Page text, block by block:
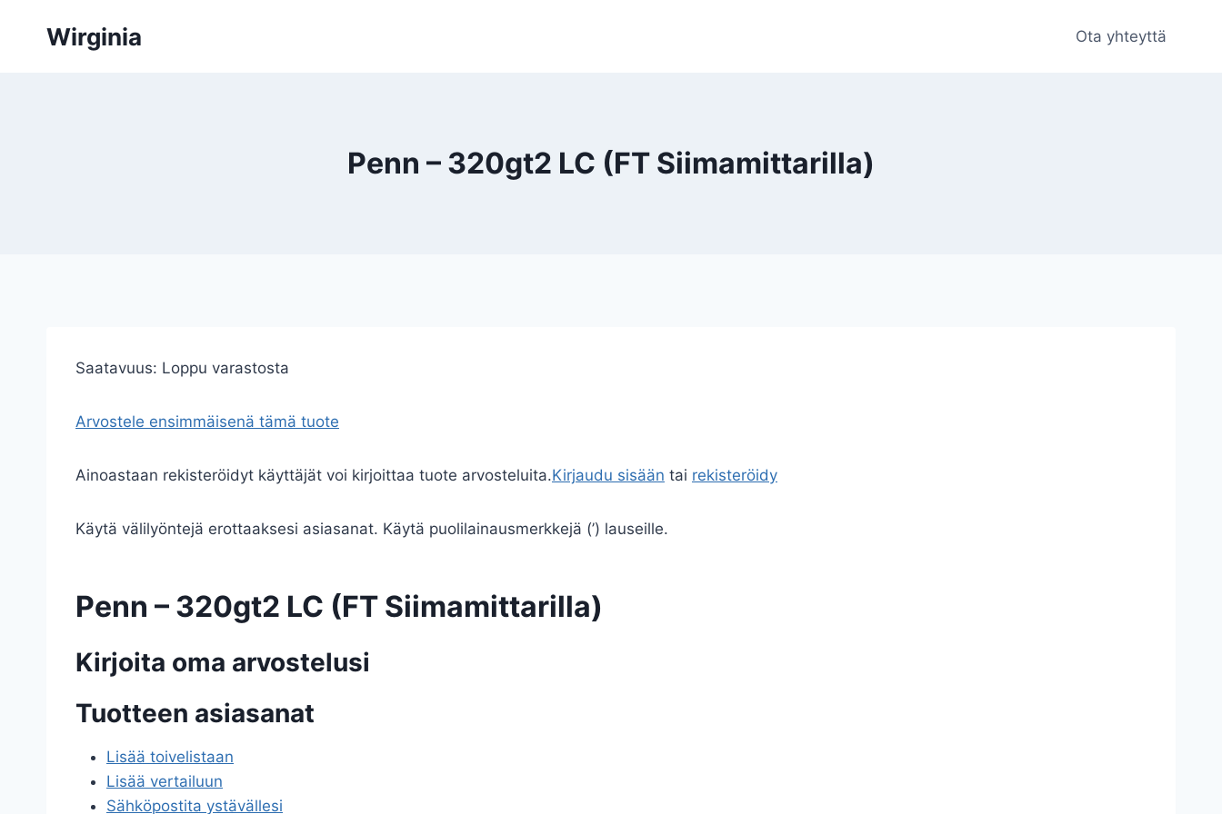
sisältöönWirginia Ota yhteyttä
Penn – 320gt2 LC (FT Siimamittarilla)
Saatavuus: Loppu varastosta
Arvostele ensimmäisenä tämä tuote
Ainoastaan rekisteröidyt käyttäjät voi kirjoittaa tuote arvosteluita.Kirjaudu sisään tai rekisteröidy
Käytä välilyöntejä erottaaksesi asiasanat. Käytä puolilainausmerkkejä (’) lauseille.
Penn – 320gt2 LC (FT Siimamittarilla)
Kirjoita oma arvostelusi
Tuotteen asiasanat
Lisää toivelistaan
Lisää vertailuun
Sähköpostita ystävällesi